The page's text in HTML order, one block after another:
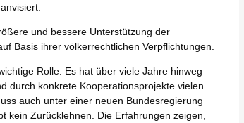
und bessere Unterstützung der
Basis ihrer völkerrechtlichen Verpflichtungen.
Rolle: Es hat über viele Jahre hinweg
durch konkrete Kooperationsprojekte vielen
auch unter einer neuen Bundesregierung
kein Zurücklehnen. Die Erfahrungen zeigen,